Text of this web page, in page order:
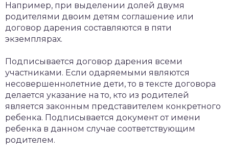
Например, при выделении долей двумя
родителями двоим детям соглашение или
договор дарения составляются в пяти
экземплярах.
Подписывается договор дарения всеми
участниками. Если одаряемыми являются
несовершеннолетние дети, то в тексте договора
делается указание на то, кто из родителей
является законным представителем конкретного
ребенка. Подписывается документ от имени
ребенка в данном случае соответствующим
родителем.